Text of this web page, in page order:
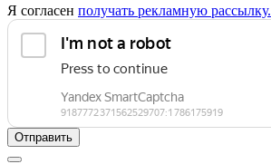
Я согласен получать рекламную рассылку.